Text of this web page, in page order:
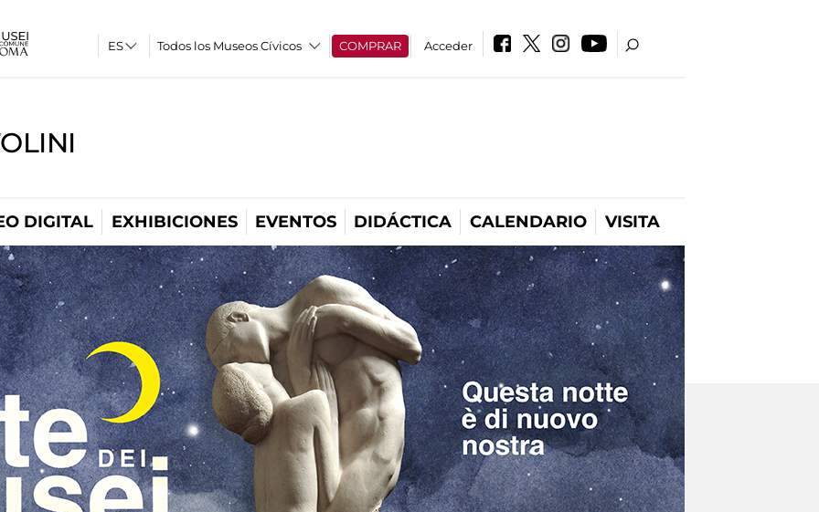
Todos los Museos Cívicos COMPRAR Acceder
DIGITAL EXHIBICIONES EVENTOS DIDÁCTICA CALENDARIO VISITA